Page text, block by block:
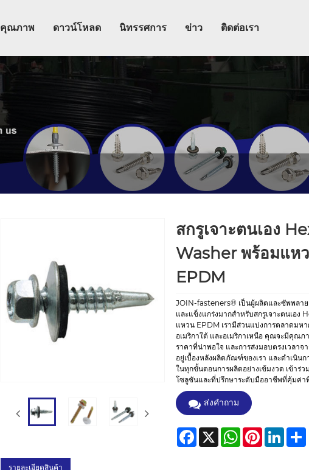
คุณภาพ ดาวน์โหลด นิทรรศการ ข่าว ติดต่อเรา
สกรูเจาะตนเอง
Washer พร้อมแห
EPDM
JOIN-fasteners® เป็นผู้ผลิตและซัพพลาย
และแข็งแกร่งมากสำหรับสกรูเจาะตนเอง
แหวน EPDM เรามีส่วนแบ่งการตลาดมหา
อเมริกาใต้ และอเมริกาเหนือ คุณจะมีคุณภ
ราคาที่น่าพอใจ และการส่งมอบตรงเวลาจา
อยู่เบื้องหลังผลิตภัณฑ์ของเรา และดำเนิน
ในทุกขั้นตอนการผลิตอย่างเข้มงวด เข้าร่ว
โซลูชันและที่ปรึกษาระดับมืออาชีพที่คุ้มค่า
ส่งคำถาม
Facebook
X WhatsAppPinterest
รายละเอียดสินค้า